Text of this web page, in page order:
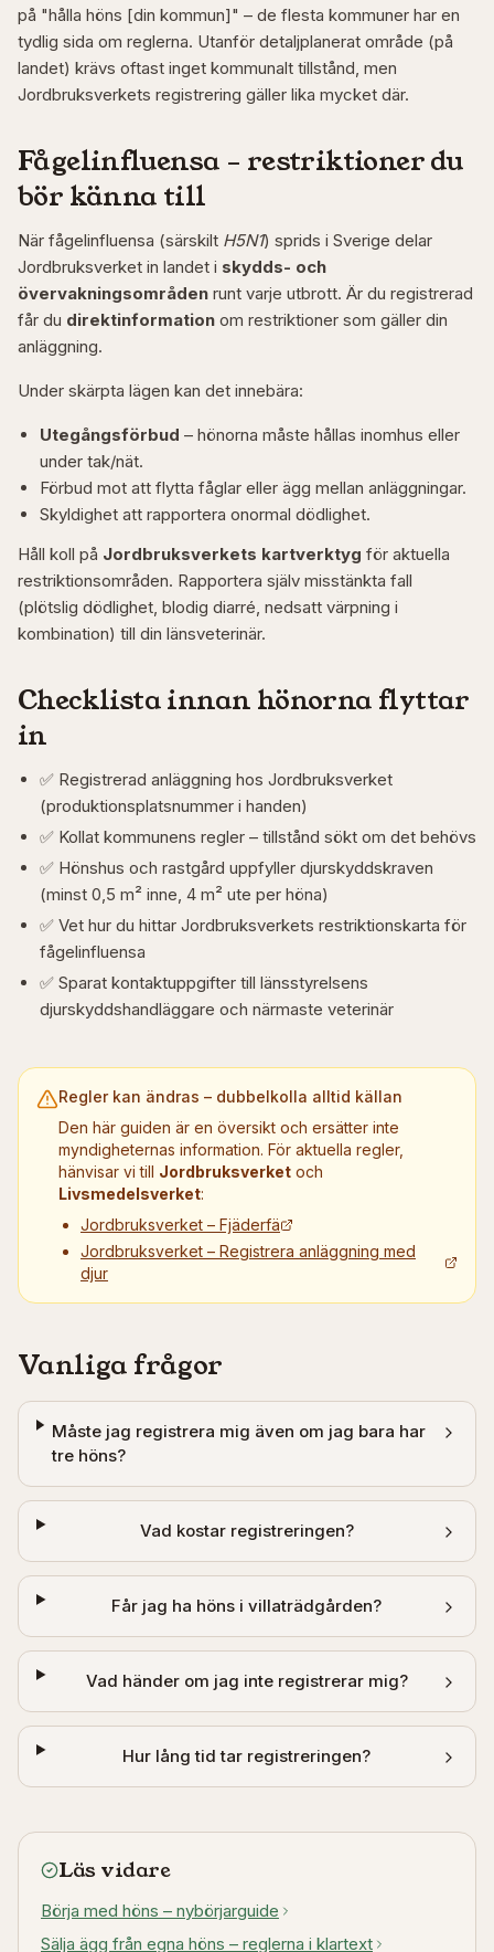
på "hålla höns [din kommun]" – de flesta kommuner har en
tydlig sida om reglerna. Utanför detaljplanerat område (på
landet) krävs oftast inget kommunalt tillstånd, men
Jordbruksverkets registrering gäller lika mycket där.
Fågelinfluensa – restriktioner du
bör känna till
När fågelinfluensa (särskilt H5N1) sprids i Sverige delar
Jordbruksverket in landet i skydds- och
övervakningsområden runt varje utbrott. Är du registrerad
får du direktinformation om restriktioner som gäller din
anläggning.
Under skärpta lägen kan det innebära:
Utegångsförbud – hönorna måste hållas inomhus eller
under tak/nät.
Förbud mot att flytta fåglar eller ägg mellan anläggningar.
Skyldighet att rapportera onormal dödlighet.
Håll koll på Jordbruksverkets kartverktyg för aktuella
restriktionsområden. Rapportera själv misstänkta fall
(plötslig dödlighet, blodig diarré, nedsatt värpning i
kombination) till din länsveterinär.
Checklista innan hönorna flyttar
in
✅ Registrerad anläggning hos Jordbruksverket
(produktionsplatsnummer i handen)
✅ Kollat kommunens regler – tillstånd sökt om det behövs
✅ Hönshus och rastgård uppfyller djurskyddskraven
(minst 0,5 m² inne, 4 m² ute per höna)
✅ Vet hur du hittar Jordbruksverkets restriktionskarta för
fågelinfluensa
✅ Sparat kontaktuppgifter till länsstyrelsens
djurskyddshandläggare och närmaste veterinär
Regler kan ändras – dubbelkolla alltid källan
Den här guiden är en översikt och ersätter inte
myndigheternas information. För aktuella regler,
hänvisar vi till Jordbruksverket och
Livsmedelsverket:
Jordbruksverket – Fjäderfä
Jordbruksverket – Registrera anläggning med
djur
Vanliga frågor
Måste jag registrera mig även om jag bara har
tre höns?
Vad kostar registreringen?
Får jag ha höns i villaträdgården?
Vad händer om jag inte registrerar mig?
Hur lång tid tar registreringen?
Läs vidare
Börja med höns – nybörjarguide
Sälja ägg från egna höns – reglerna i klartext